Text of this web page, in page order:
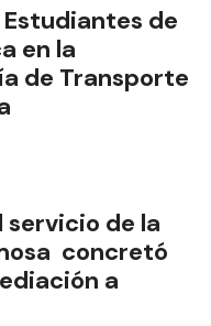
de
en la
de Transporte
servicio de la
concretó
a